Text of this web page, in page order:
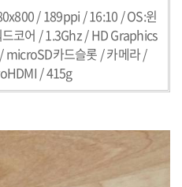
/ 189ppi / 16:10 / OS:윈
코어 / 1.3Ghz / HD Graphics
microSD카드슬롯 /카메라/
/ 415g